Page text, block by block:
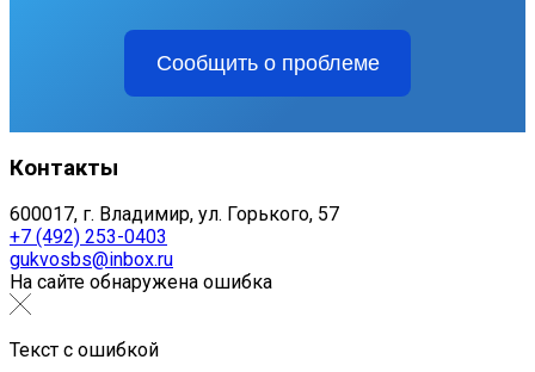
Сообщить о проблеме
Контакты
600017, г. Владимир, ул. Горького, 57
+7 (492) 253-0403
gukvosbs@inbox.ru
На сайте обнаружена ошибка
Текст с ошибкой